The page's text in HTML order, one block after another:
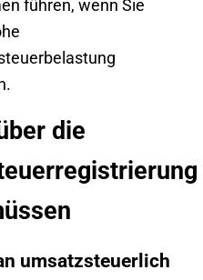
führen, wenn Sie
die
umsatzsteuerlich